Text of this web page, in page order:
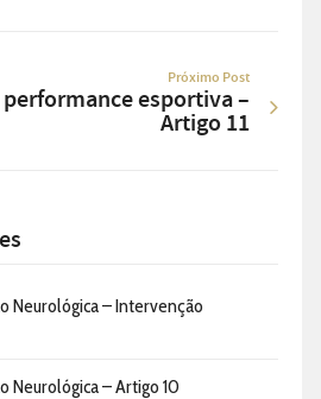
Próximo Post
esportiva –
Artigo 11
Neurológica – Intervenção
Neurológica – Artigo 10